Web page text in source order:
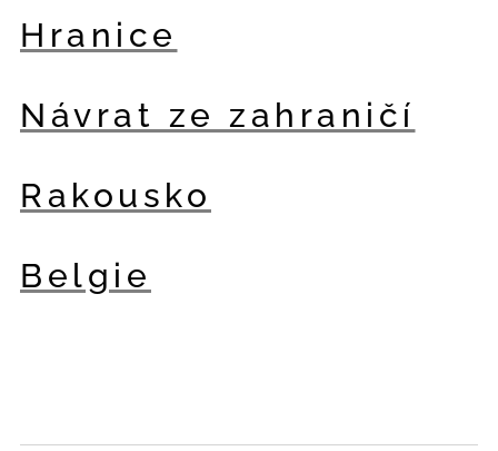
Hranice
Návrat ze zahraničí
Rakousko
Belgie